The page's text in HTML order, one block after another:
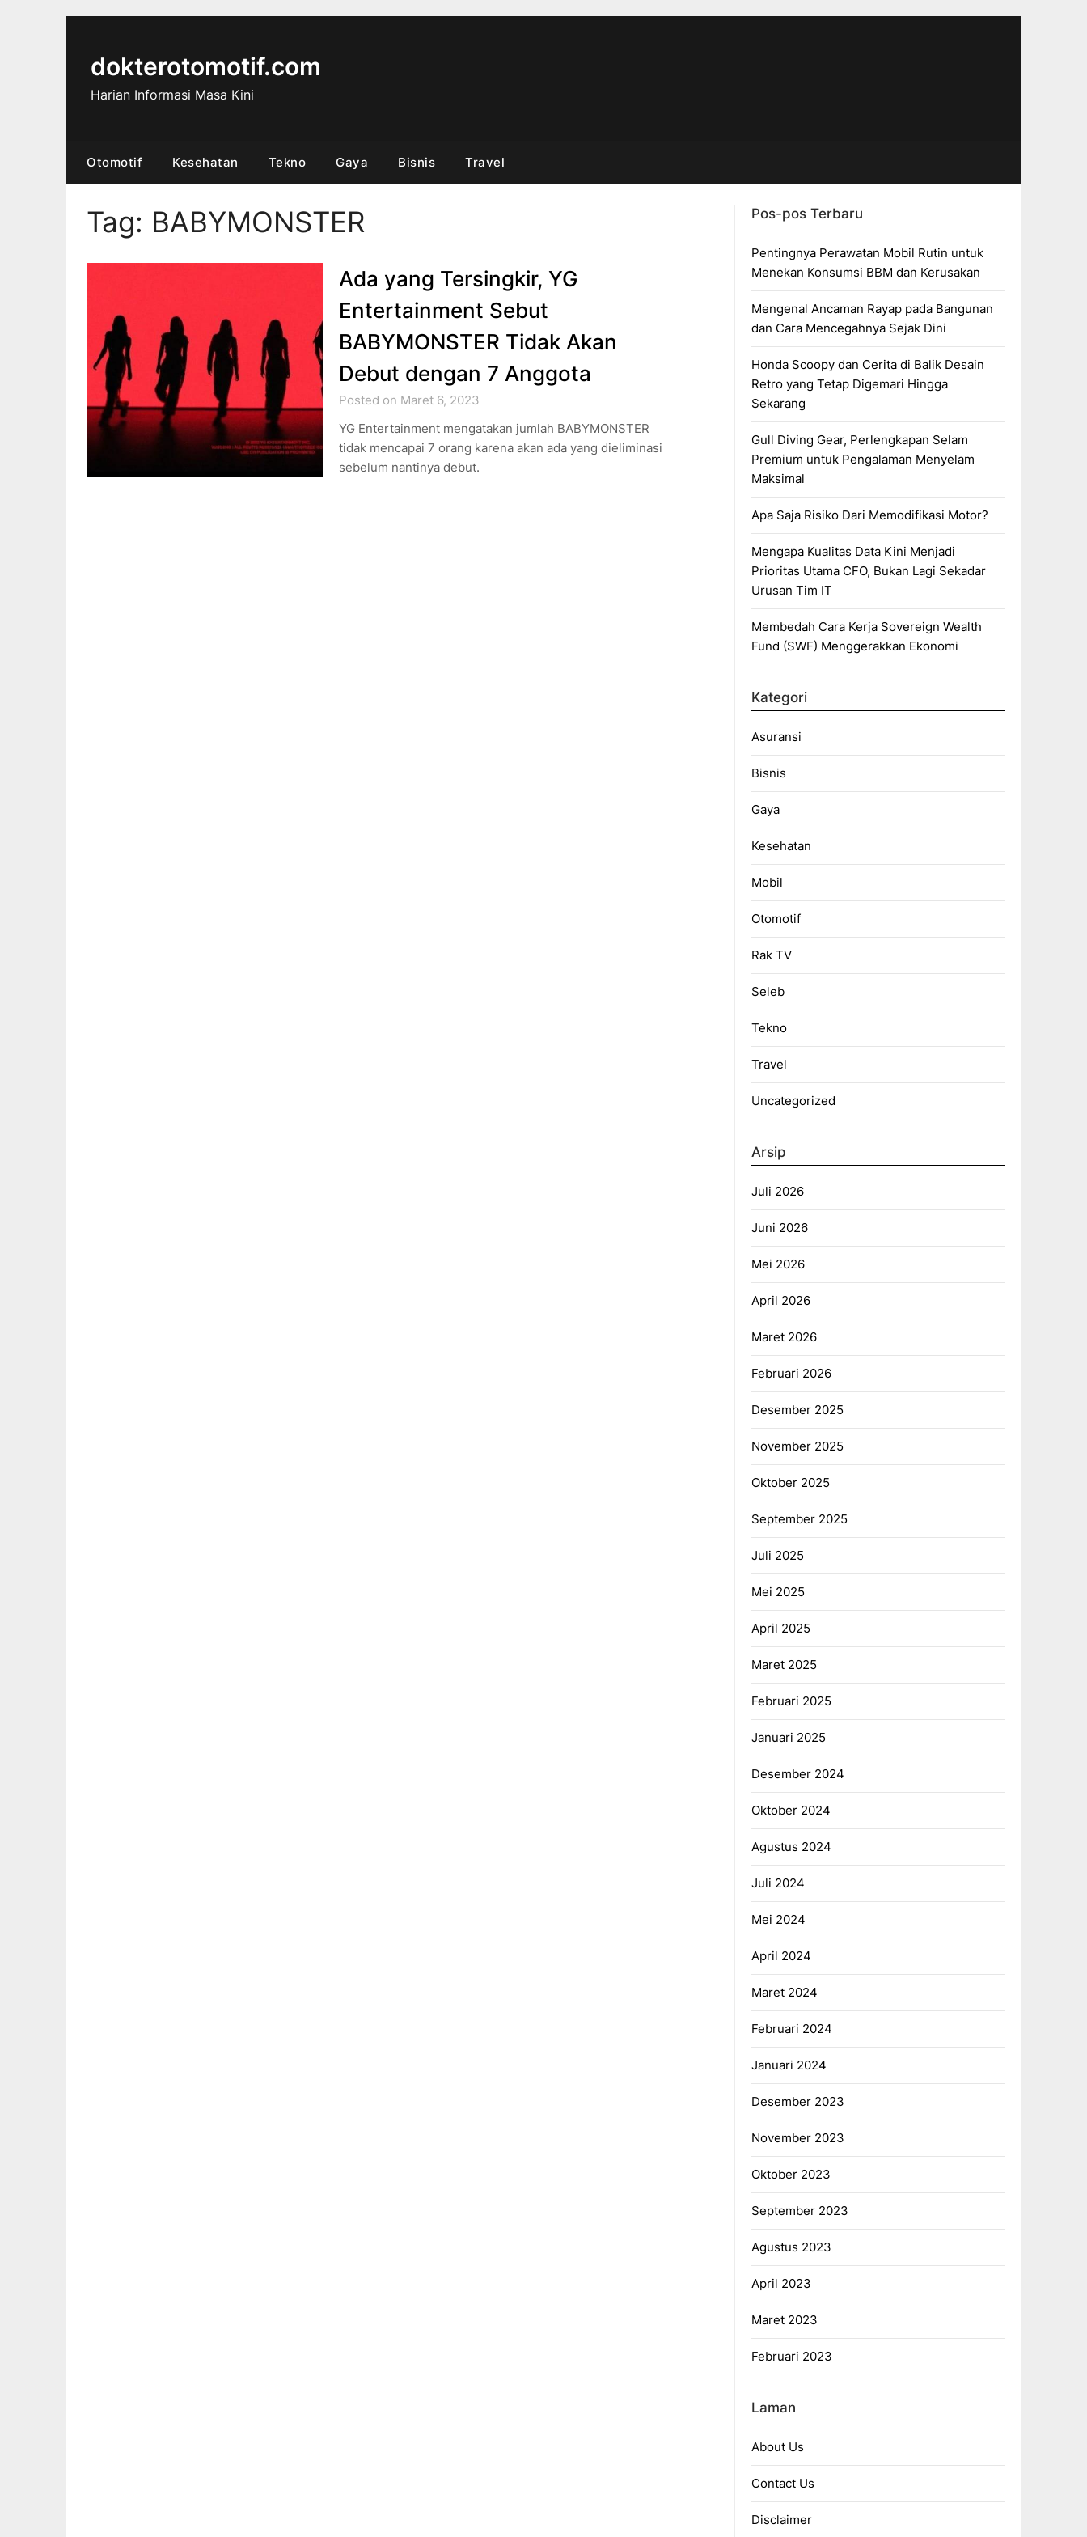
dokterotomotif.com
Harian Informasi Masa Kini
Otomotif Kesehatan Tekno Gaya Bisnis Travel
Tag: BABYMONSTER
Ada yang Tersingkir, YG
Entertainment Sebut
BABYMONSTER Tidak Akan
Debut dengan 7 Anggota
Posted on Maret 6, 2023
YG Entertainment mengatakan jumlah BABYMONSTER
tidak mencapai 7 orang karena akan ada yang dieliminasi
sebelum nantinya debut.
Pos-pos Terbaru
Pentingnya Perawatan Mobil Rutin untuk
Menekan Konsumsi BBM dan Kerusakan
Mengenal Ancaman Rayap pada Bangunan
dan Cara Mencegahnya Sejak Dini
Honda Scoopy dan Cerita di Balik Desain
Retro yang Tetap Digemari Hingga
Sekarang
Gull Diving Gear, Perlengkapan Selam
Premium untuk Pengalaman Menyelam
Maksimal
Apa Saja Risiko Dari Memodifikasi Motor?
Mengapa Kualitas Data Kini Menjadi
Prioritas Utama CFO, Bukan Lagi Sekadar
Urusan Tim IT
Membedah Cara Kerja Sovereign Wealth
Fund (SWF) Menggerakkan Ekonomi
Kategori
Asuransi
Bisnis
Gaya
Kesehatan
Mobil
Otomotif
Rak TV
Seleb
Tekno
Travel
Uncategorized
Arsip
Juli 2026
Juni 2026
Mei 2026
April 2026
Maret 2026
Februari 2026
Desember 2025
November 2025
Oktober 2025
September 2025
Juli 2025
Mei 2025
April 2025
Maret 2025
Februari 2025
Januari 2025
Desember 2024
Oktober 2024
Agustus 2024
Juli 2024
Mei 2024
April 2024
Maret 2024
Februari 2024
Januari 2024
Desember 2023
November 2023
Oktober 2023
September 2023
Agustus 2023
April 2023
Maret 2023
Februari 2023
Laman
About Us
Contact Us
Disclaimer